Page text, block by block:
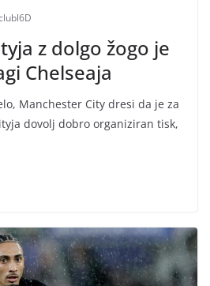
z dolgo žogo je
Chelseaja
Manchester City dresi da je za
dovolj dobro organiziran tisk,